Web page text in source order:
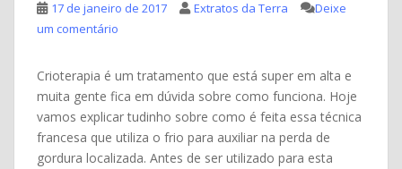
17 de janeiro de 2017 Extratos da Terra
Deixe
um comentário
Crioterapia é um tratamento que está super em alta e
muita gente fica em dúvida sobre como funciona. Hoje
vamos explicar tudinho sobre como é feita essa técnica
francesa que utiliza o frio para auxiliar na perda de
gordura localizada. Antes de ser utilizado para esta